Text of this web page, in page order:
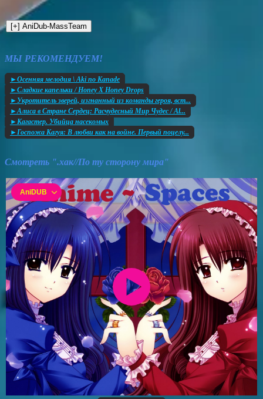
МЫ РЕКОМЕНДУЕМ!
►Осенняя мелодия \ Aki no Kanade
►Сладкие капельки / Honey X Honey Drops
►Укротитель зверей, изгнанный из команды героя, вст...
►Алиса в Стране Сердец: Расчудесный Мир Чудес / Al...
►Кагастер. Убийца насекомых
►Госпожа Кагуя: В любви как на войне. Первый поцелу...
Смотреть ".хак//По ту сторону мира"